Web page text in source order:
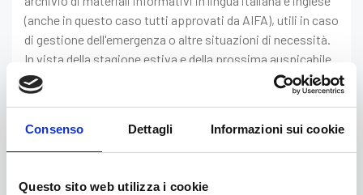
Consenso Dettagli Informazioni sui cookie
Questo sito web utilizza i cookie
(anche in questo caso tutti approvati da AIFA), utili in caso
di gestione dell'emergenza o altre situazioni di necessità.
In vista della stagione estiva e della prossima auspicabile
riapertura agli spostamenti in Italia e all'estero, il tesserino
può risultare utile per i pazienti e costituire un ulteriore
qui trovate un facsimile del tesserinotesserino